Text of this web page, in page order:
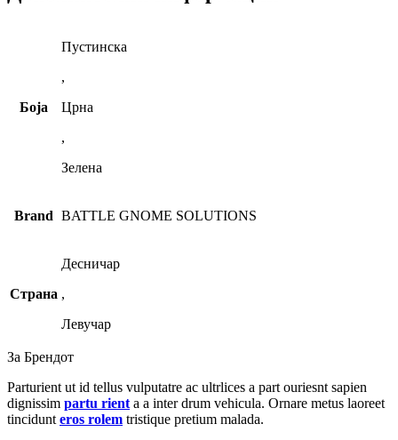
Боја
Пустинска
,
Црна
,
Зелена
Brand BATTLE GNOME SOLUTIONS
Страна
Десничар
,
Левучар
За Брендот
Parturient ut id tellus vulputatre ac ultrlices a part ouriesnt sapien
dignissim partu rient a a inter drum vehicula. Ornare metus laoreet
tincidunt eros rolem tristique pretium malada.